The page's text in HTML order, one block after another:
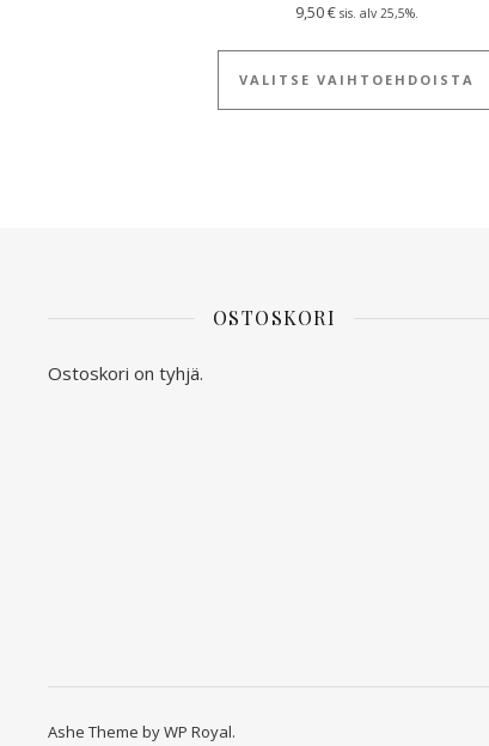
9,50€ sis. alv 25,5%.
VALITSE VAIHTOEHDOISTA
OSTOSKORI
Ostoskori on tyhjä.
Ashe Theme byWP Royal.